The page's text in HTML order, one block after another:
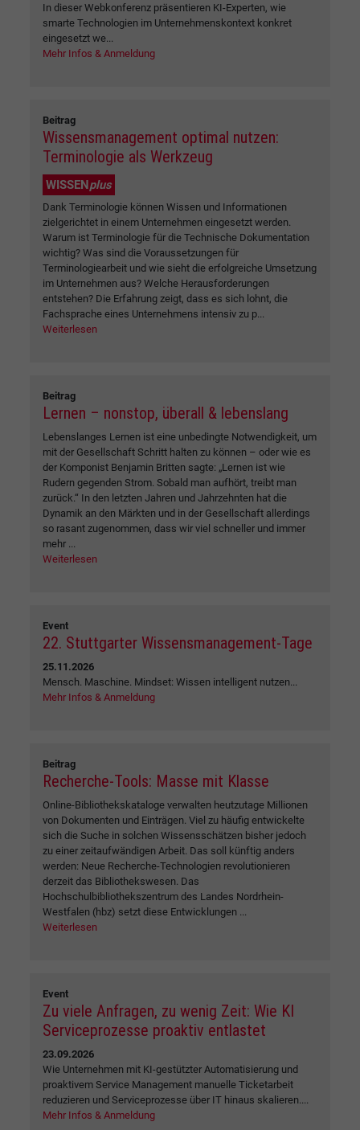
In dieser Webkonferenz präsentieren KI-Experten, wie
smarte Technologien im Unternehmenskontext konkret
eingesetzt we...
Mehr Infos & Anmeldung
Beitrag
Wissensmanagement optimal nutzen:
Terminologie als Werkzeug
WISSENplus
Dank Terminologie können Wissen und Informationen
zielgerichtet in einem Unternehmen eingesetzt werden.
Warum ist Terminologie für die Technische Dokumentation
wichtig? Was sind die Voraussetzungen für
Terminologiearbeit und wie sieht die erfolgreiche Umsetzung
im Unternehmen aus? Welche Herausforderungen
entstehen? Die Erfahrung zeigt, dass es sich lohnt, die
Fachsprache eines Unternehmens intensiv zu p...
Weiterlesen
Beitrag
Lernen – nonstop, überall & lebenslang
Lebenslanges Lernen ist eine unbedingte Notwendigkeit, um
mit der Gesellschaft Schritt halten zu können – oder wie es
der Komponist Benjamin Britten sagte: „Lernen ist wie
Rudern gegenden Strom. Sobald man aufhört, treibt man
zurück.“ In den letzten Jahren und Jahrzehnten hat die
Dynamik an den Märkten und in der Gesellschaft allerdings
so rasant zugenommen, dass wir viel schneller und immer
mehr ...
Weiterlesen
Event
22. Stuttgarter Wissensmanagement-Tage
25.11.2026
Mensch. Maschine. Mindset: Wissen intelligent nutzen...
Mehr Infos & Anmeldung
Beitrag
Recherche-Tools: Masse mit Klasse
Online-Bibliothekskataloge verwalten heutzutage Millionen
von Dokumenten und Einträgen. Viel zu häufig entwickelte
sich die Suche in solchen Wissensschätzen bisher jedoch
zu einer zeitaufwändigen Arbeit. Das soll künftig anders
werden: Neue Recherche-Technologien revolutionieren
derzeit das Bibliothekswesen. Das
Hochschulbibliothekszentrum des Landes Nordrhein-
Westfalen (hbz) setzt diese Entwicklungen ...
Weiterlesen
Event
Zu viele Anfragen, zu wenig Zeit: Wie KI
Serviceprozesse proaktiv entlastet
23.09.2026
Wie Unternehmen mit KI-gestützter Automatisierung und
proaktivem Service Management manuelle Ticketarbeit
reduzieren und Serviceprozesse über IT hinaus skalieren....
Mehr Infos & Anmeldung